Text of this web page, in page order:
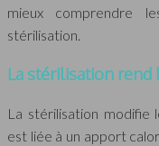
mieux comprendre
stérilisation.
La stérilisation rend
La stérilisation modifie
est liée à un apport